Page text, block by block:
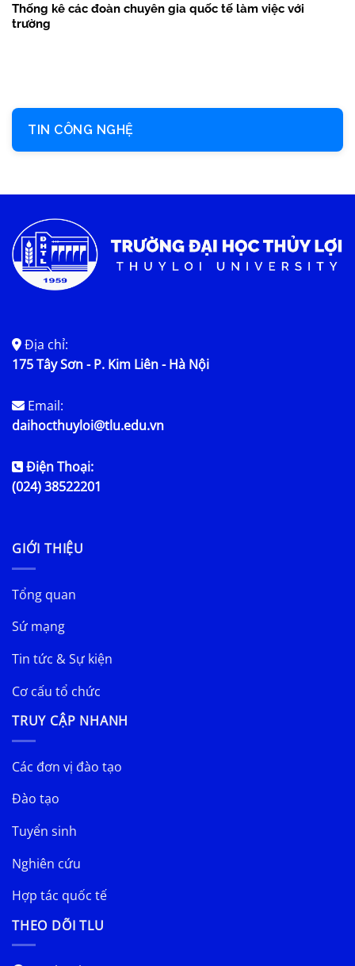
Thống kê các đoàn chuyên gia quốc tế làm việc với
trường
TIN CÔNG NGHỆ
Địa chỉ:
175 Tây Sơn - P. Kim Liên - Hà Nội
Email:
daihocthuyloi@tlu.edu.vn
Điện Thoại:
(024) 38522201
GIỚI THIỆU
Tổng quan
Sứ mạng
Tin tức & Sự kiện
Cơ cấu tổ chức
TRUY CẬP NHANH
Các đơn vị đào tạo
Đào tạo
Tuyển sinh
Nghiên cứu
Hợp tác quốc tế
THEO DÕI TLU